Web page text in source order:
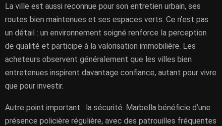
La ville est aussi reconnue pour son entretien urbain, ses
routes bien maintenues et ses espaces verts. Ce n’est pas
un détail : un environnement soigné renforce la perception
de qualité et participe à la valorisation immobilière. Les
acheteurs observent généralement que les villes bien
entretenues inspirent davantage confiance, autant pour vivre
que pour investir.
Autre point important : la sécurité. Marbella bénéficie d’une
présence policière régulière, avec des patrouilles fréquentes